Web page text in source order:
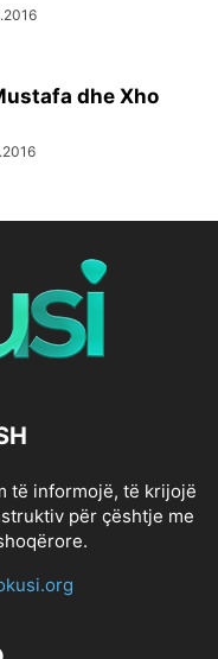
dhe Xho
të informojë, të krijojë
për çështje me